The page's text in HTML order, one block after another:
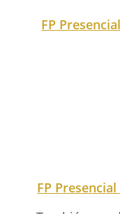
Search in title
Química?